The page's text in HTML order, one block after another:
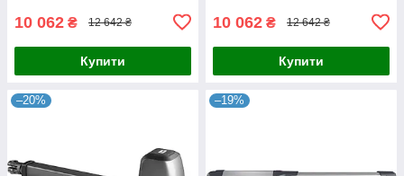
10 062 ₴ 12 642 ₴
Купити
10 062 ₴ 12 642 ₴
Купити
–20% –19%